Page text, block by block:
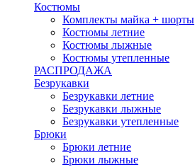
Костюмы
Комплекты майка + шорты
Костюмы летние
Костюмы лыжные
Костюмы утепленные
РАСПРОДАЖА
Безрукавки
Безрукавки летние
Безрукавки лыжные
Безрукавки утепленные
Брюки
Брюки летние
Брюки лыжные